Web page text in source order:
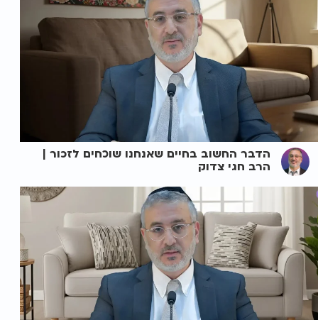
הדבר החשוב בחיים שאנחנו שוכחים לזכור |
הרב חגי צדוק